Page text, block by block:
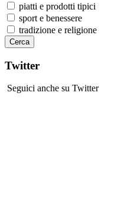
piatti e prodotti tipici
sport e benessere
tradizione e religione
Twitter
Seguici anche su Twitter